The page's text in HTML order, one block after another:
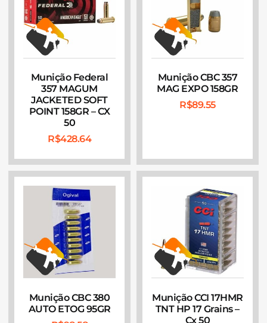
Munição Federal
357 MAGUM
JACKETED SOFT
POINT 158GR – CX
50
R$428.64
Munição CBC 357
MAG EXPO 158GR
R$89.55
Munição CBC 380
AUTO ETOG 95GR
Munição CCI 17HMR
TNT HP 17 Grains –
Cx 50